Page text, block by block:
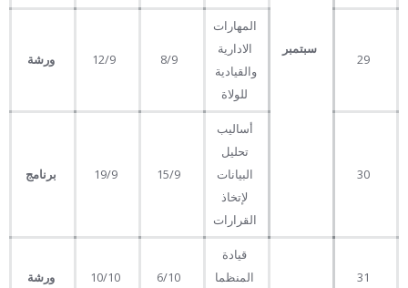
سبتمبر
29
المهارات
الادارية
والقيادية
للولاة
8/9 ورشة
30
أساليب
تحليل
البيانات
لإتخاذ
القرارات
19/9 برنامج
31
قيادة
المنظما
10/10 ورشة